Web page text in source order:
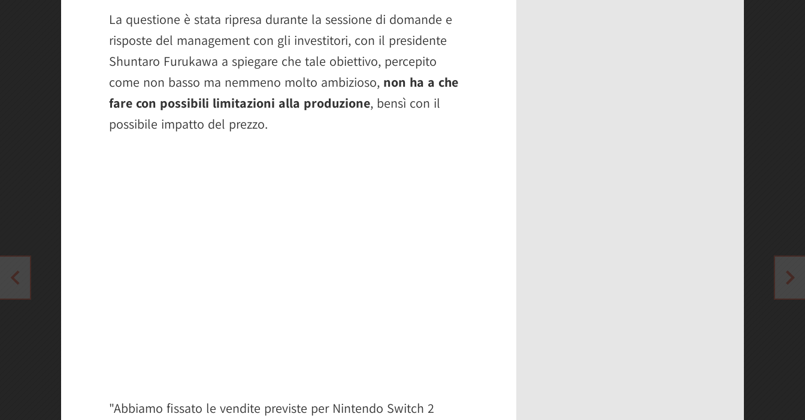
La questione è stata ripresa durante la sessione di domande e
risposte del management con gli investitori, con il presidente
Shuntaro Furukawa a spiegare che tale obiettivo, percepito
come non basso ma nemmeno molto ambizioso, non ha a che
fare con possibili limitazioni alla produzione, bensì con il
possibile impatto del prezzo.
"Abbiamo fissato le vendite previste per Nintendo Switch 2